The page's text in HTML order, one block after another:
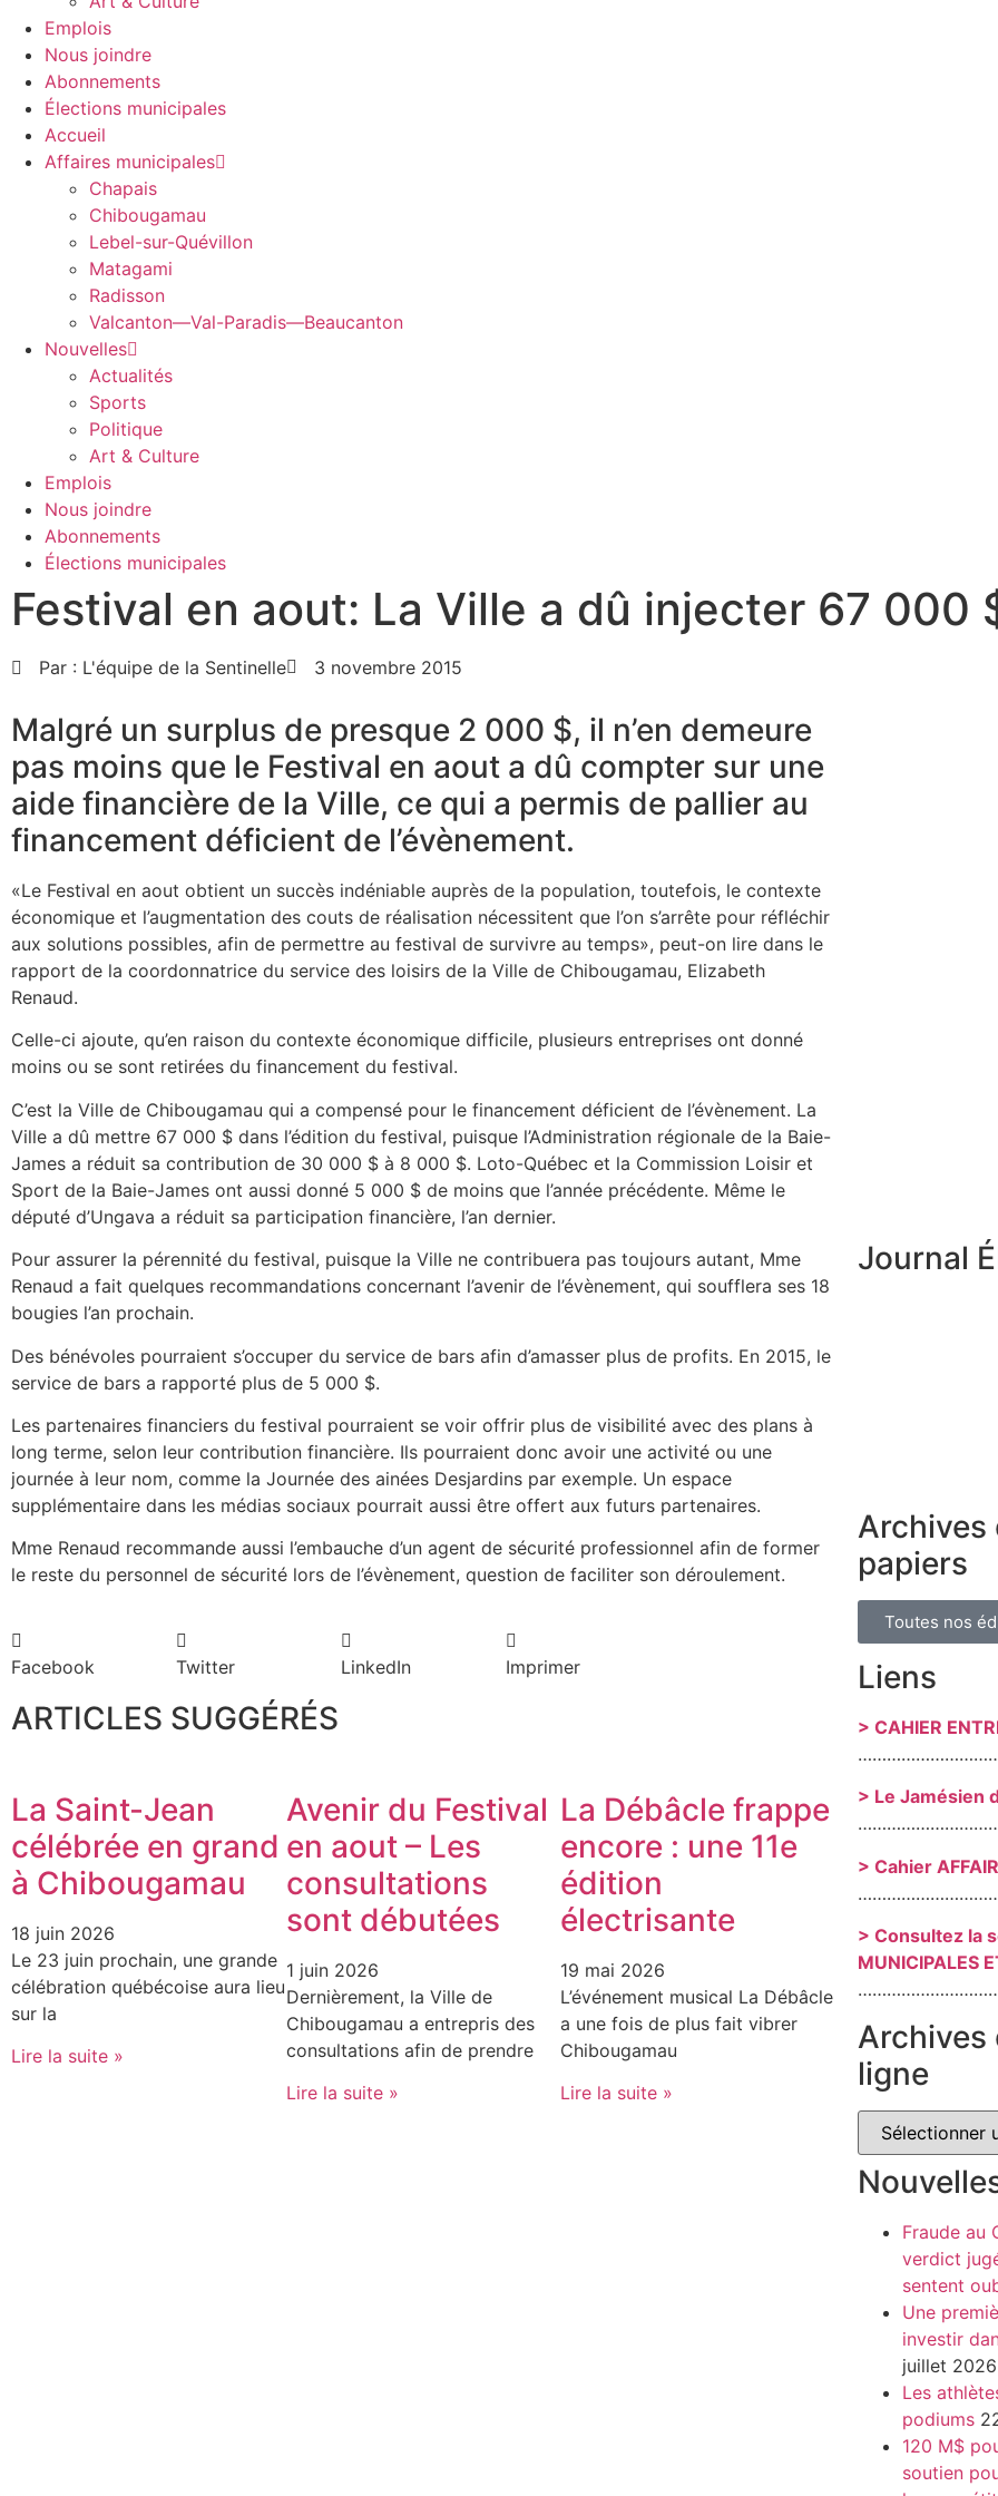
Emplois
Nous joindre
Abonnements
Élections municipales
Accueil
Affaires municipales
Chapais
Chibougamau
Lebel-sur-Quévillon
Matagami
Radisson
Valcanton—Val-Paradis—Beaucanton
Nouvelles
Actualités
Sports
Politique
Art & Culture
Emplois
Nous joindre
Abonnements
Élections municipales
Festival en aout: La Ville a dû injecter 67 000
Par : L'équipe de la Sentinelle 3 novembre 2015
Malgré un surplus de presque 2 000 $, il n’en demeure
pas moins que le Festival en aout a dû compter sur une
aide financière de la Ville, ce qui a permis de pallier au
financement déficient de l’évènement.
«Le Festival en aout obtient un succès indéniable auprès de la population, toutefois, le contexte
économique et l’augmentation des couts de réalisation nécessitent que l’on s’arrête pour réfléchir
aux solutions possibles, afin de permettre au festival de survivre au temps», peut-on lire dans le
rapport de la coordonnatrice du service des loisirs de la Ville de Chibougamau, Elizabeth
Renaud.
Celle-ci ajoute, qu’en raison du contexte économique difficile, plusieurs entreprises ont donné
moins ou se sont retirées du financement du festival.
C’est la Ville de Chibougamau qui a compensé pour le financement déficient de l’évènement. La
Ville a dû mettre 67 000 $ dans l’édition du festival, puisque l’Administration régionale de la Baie-
James a réduit sa contribution de 30 000 $ à 8 000 $. Loto-Québec et la Commission Loisir et
Sport de la Baie-James ont aussi donné 5 000 $ de moins que l’année précédente. Même le
député d’Ungava a réduit sa participation financière, l’an dernier.
Pour assurer la pérennité du festival, puisque la Ville ne contribuera pas toujours autant, Mme
Renaud a fait quelques recommandations concernant l’avenir de l’évènement, qui soufflera ses 18
bougies l’an prochain.
Des bénévoles pourraient s’occuper du service de bars afin d’amasser plus de profits. En 2015, le
service de bars a rapporté plus de 5 000 $.
Les partenaires financiers du festival pourraient se voir offrir plus de visibilité avec des plans à
long terme, selon leur contribution financière. Ils pourraient donc avoir une activité ou une
journée à leur nom, comme la Journée des ainées Desjardins par exemple. Un espace
supplémentaire dans les médias sociaux pourrait aussi être offert aux futurs partenaires.
Mme Renaud recommande aussi l’embauche d’un agent de sécurité professionnel afin de former
le reste du personnel de sécurité lors de l’évènement, question de faciliter son déroulement.
Facebook Twitter LinkedIn Imprimer
ARTICLES SUGGÉRÉS
La Saint-Jean
célébrée en grand
à Chibougamau
18 juin 2026
Le 23 juin prochain, une grande
célébration québécoise aura lieu
sur la
Lire la suite »
Avenir du Festival
en aout – Les
consultations
sont débutées
1 juin 2026
Dernièrement, la Ville de
Chibougamau a entrepris des
consultations afin de prendre
Lire la suite »
La Débâcle frappe
encore : une 11e
édition
électrisante
19 mai 2026
L’événement musical La Débâcle
a une fois de plus fait vibrer
Chibougamau
Lire la suite »
Journal
Archives
papiers
Toutes nos
Liens
> CAHIER
> Le Jamésien
> Cahier
> Consultez la
MUNICIPALES
Archives
ligne
Fraude au
verdict
sentent
Une
investir
juillet 2026
Les
podiums
120 M$
soutien